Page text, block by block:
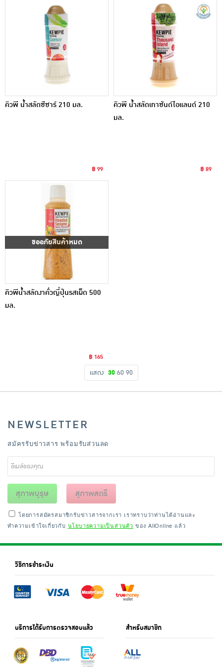
คิวพี น้ำสลัดซีซาร์ 210 มล.
฿ 99
คิวพี น้ำสลัดเทาซันด์ไอแลนด์ 210
มล.
฿ 89
ขออภัยสินค้าหมด
คิวพีน้ำสลัดงาคั่วญี่ปุ่นรสเผ็ด 500
มล.
฿ 165
แสดง 30 60 90
NEWSLETTER
สมัครรับข่าวสาร พร้อมรับส่วนลด
สุภาพบุรุษ สุภาพสตรี
โดยการสมัครสมาชิกรับข่าวสารจากเรา เราทราบว่าท่านได้อ่านและ
ทำความเข้าใจเกี่ยวกับ นโยบายความเป็นส่วนตัว ของ AllOnline แล้ว
วิธีการชำระเงิน
บริการได้รับการตรวจสอบแล้ว สำหรับสมาชิก